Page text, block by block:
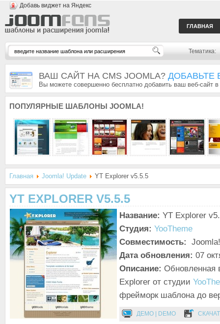
Добавь виджет на Яндекс
ГЛАВНАЯ
Тематика:
ВАШ САЙТ НА CMS JOOMLA? ДОБАВЬТЕ
Вы можете совершенно бесплатно добавить ваш веб-сайт
ПОПУЛЯРНЫЕ ШАБЛОНЫ JOOMLA!
Главная Joomla! Update YT Explorer v5.5.5
YT EXPLORER V5.5.5
Название: YT Explorer
Студия: YooTheme
Совместимость:
Дата обновления: 07
Описание: Обновленная
Explorer от студии
фрейморк шаблона до
ДЕМО | DEMO